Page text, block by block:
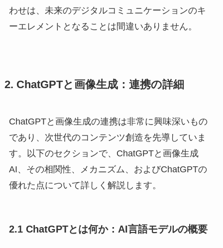
わせは、未来のデジタルコミュニケーションのキ
ーエレメントとなることは間違いありません。
2. ChatGPTと画像生成：連携の詳細
ChatGPTと画像生成の連携は非常に興味深いもの
であり、次世代のコンテンツ創造を先導していま
す。以下のセクションで、ChatGPTと画像生成
AI、その相関性、メカニズム、およびChatGPTの
優れた点について詳しく解説します。
2.1 ChatGPTとは何か：AI言語モデルの概要